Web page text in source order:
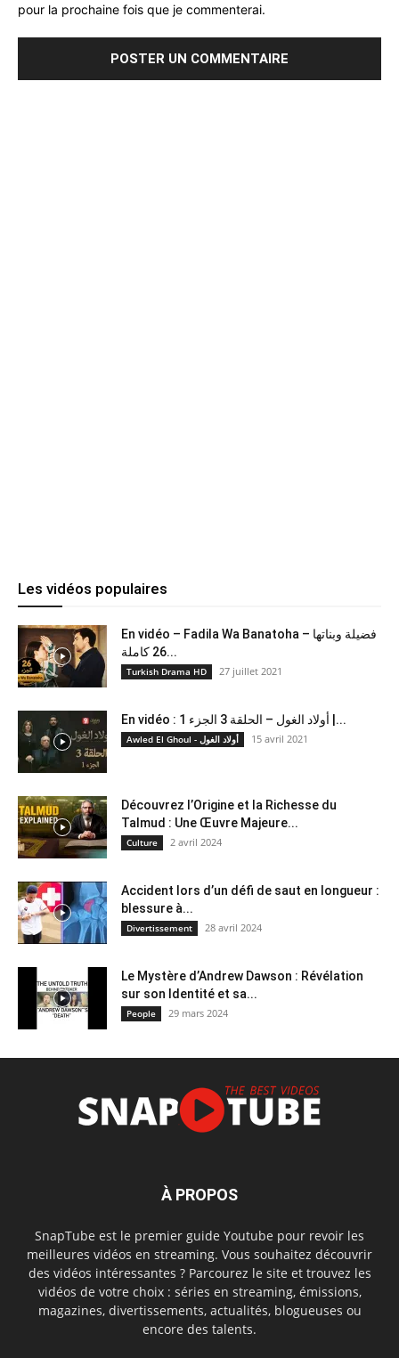
pour la prochaine fois que je commenterai.
Les vidéos populaires
En vidéo – Fadila Wa Banatoha – فضيلة وبناتها
26 كاملة...
Turkish Drama HD 27 juillet 2021
En vidéo : أولاد الغول – الحلقة 3 الجزء 1 |...
Awled El Ghoul - أولاد الغول 15 avril 2021
Découvrez l’Origine et la Richesse du
Talmud : Une Œuvre Majeure...
Culture 2 avril 2024
Accident lors d’un défi de saut en longueur :
blessure à...
Divertissement 28 avril 2024
Le Mystère d’Andrew Dawson : Révélation
sur son Identité et sa...
People 29 mars 2024
À PROPOS
SnapTube est le premier guide Youtube pour revoir les
meilleures vidéos en streaming. Vous souhaitez découvrir
des vidéos intéressantes ? Parcourez le site et trouvez les
vidéos de votre choix : séries en streaming, émissions,
magazines, divertissements, actualités, blogueuses ou
encore des talents.